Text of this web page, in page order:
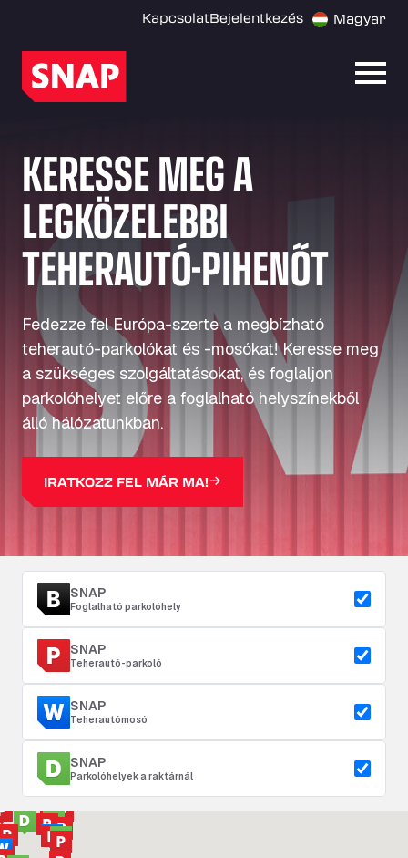
KapcsolatBejelentkezés Magyar
KERESSE MEG A
LEGKÖZELEBBI
TEHERAUTÓ-PIHENŐT
Fedezze fel Európa-szerte a megbízható
teherautó-parkolókat és -mosókat! Keresse meg
a szükséges szolgáltatásokat, és foglaljon
parkolóhelyet előre a foglalható helyszínekből
álló hálózatunkban.
IRATKOZZ FEL MÁR MA!
SNAP
Foglalható parkolóhely
SNAP
Teherautó-parkoló
SNAP
Teherautómosó
SNAP
Parkolóhelyek a raktárnál